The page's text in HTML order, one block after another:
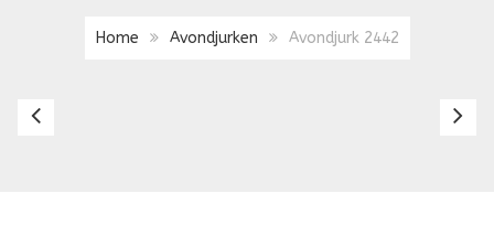
Home Avondjurken Avondjurk 2442
Avondjurk